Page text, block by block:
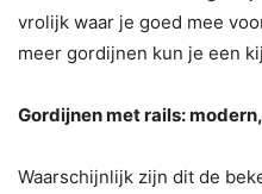
vrolijk waar je goed mee
meer gordijnen kun je een
Gordijnen met rails:
Waarschijnlijk zijn dit de